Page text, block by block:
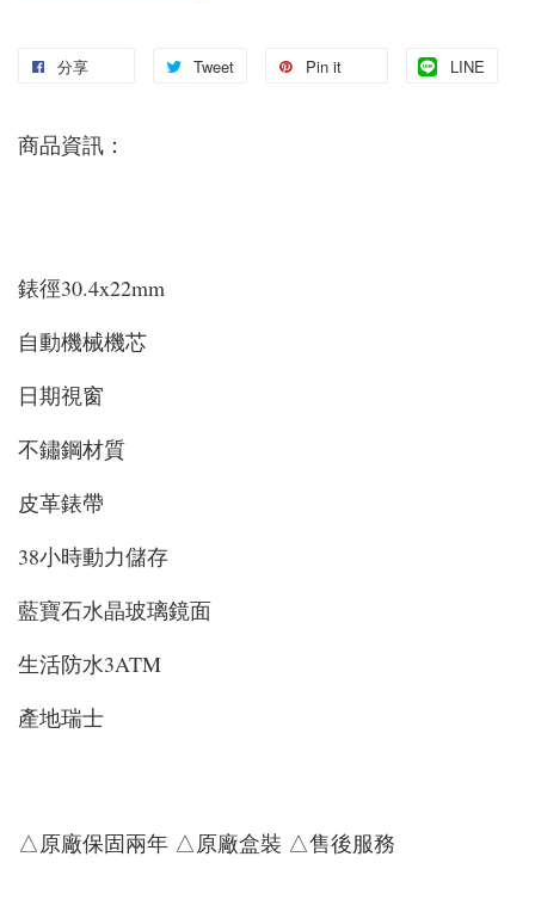
分享 Tweet Pin it LINE
商品資訊：
錶徑30.4x22mm
自動機械機芯
日期視窗
不鏽鋼材質
皮革錶帶
38小時動力儲存
藍寶石水晶玻璃鏡面
生活防水3ATM
產地瑞士
△原廠保固兩年 △原廠盒裝 △售後服務